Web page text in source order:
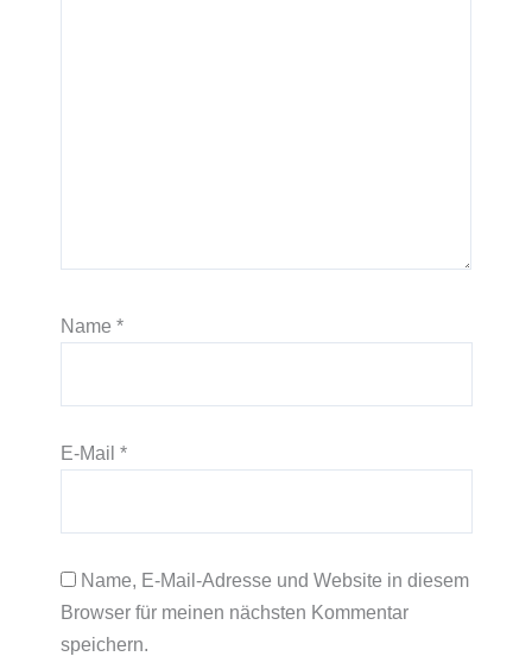
Name *
E-Mail *
Name, E-Mail-Adresse und Website in diesem
Browser für meinen nächsten Kommentar
speichern.